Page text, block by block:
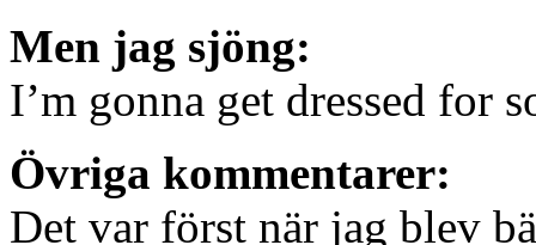
Men jag sjöng:
I’m gonna get dressed for
Övriga kommentarer:
Det var först när jag blev